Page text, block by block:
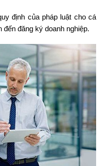
định của pháp luật cho cá
đăng ký doanh nghiệp.